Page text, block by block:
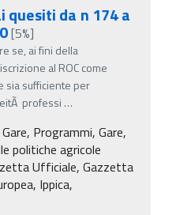
quesiti da n 174 a
[5%]
se, ai fini della
al ROC come
sia sufficiente per
professi …
Programmi, Gare,
politiche agricole
Ufficiale, Gazzetta
Ippica,